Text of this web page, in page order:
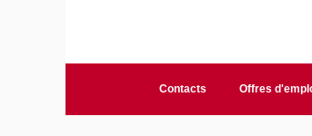
Contacts Offres